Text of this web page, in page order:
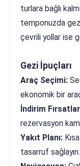
turlara bağlı
temponuzda
çevrili yollar ise
Gezi İpuçları
Araç Seçimi:
ekonomik bir
İndirim
rezervasyon
Yakıt Planı:
tasarruf sağlayın.